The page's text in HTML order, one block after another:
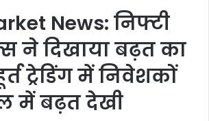
News: निफ्टी
ने दिखाया बढ़त का
ट्रेडिंग में निवेशकों
में बढ़त देखी